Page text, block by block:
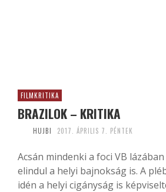
FILMKRITIKA
BRAZILOK – KRITIKA
HUJBI 2017. ÁPRILIS 7. PÉNTEK
Acsán mindenki a foci VB
elindul a helyi bajnokság is. A
idén a helyi cigányság is